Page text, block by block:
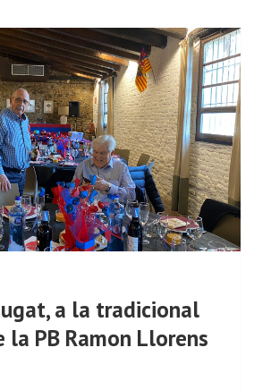
a la tradicional
PB Ramon Llorens